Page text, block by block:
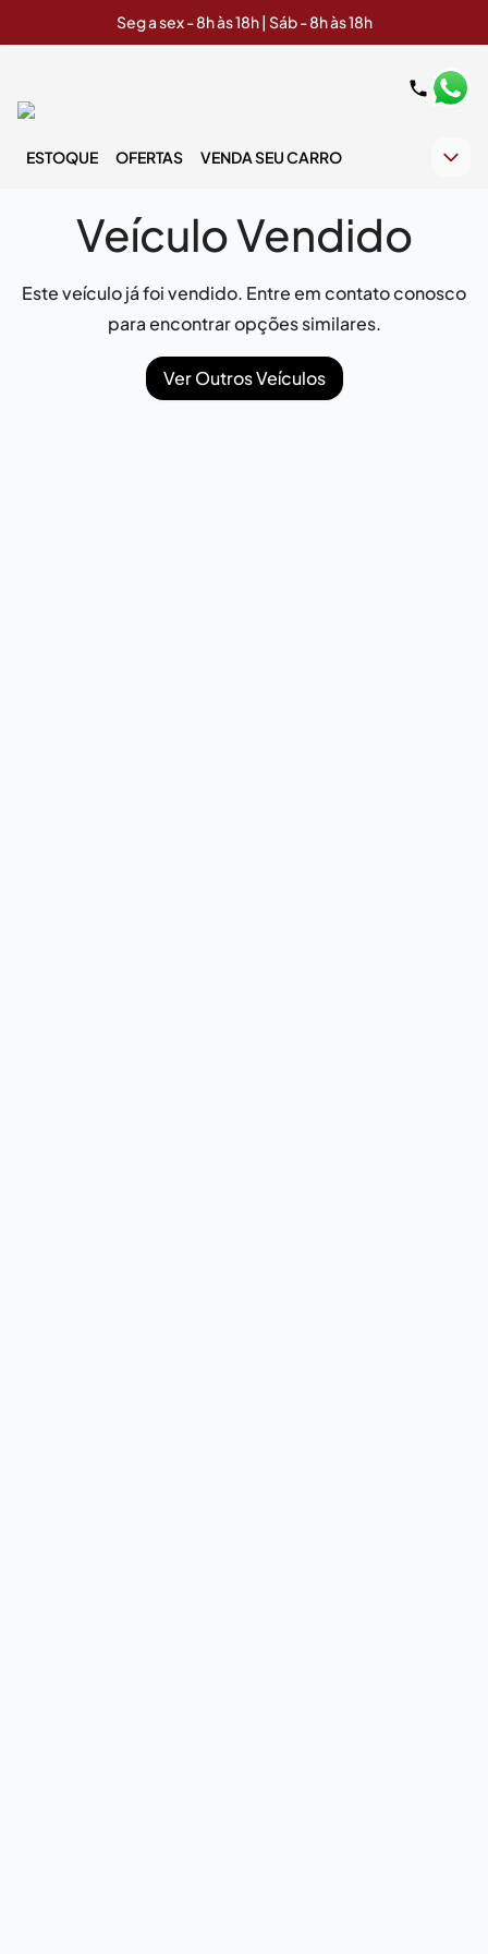
Seg a sex - 8h às 18h | Sáb - 8h às 18h
ESTOQUE OFERTAS VENDA SEU CARRO
Veículo Vendido
Este veículo já foi vendido. Entre em contato conosco
para encontrar opções similares.
Ver Outros Veículos